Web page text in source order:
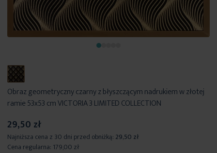
Obraz geometryczny czarny z błyszczącym nadrukiem w złotej
ramie 53x53 cm VICTORIA 3 LIMITED COLLECTION
29,50 zł
Najniższa cena z 30 dni przed obniżką: 29,50 zł
Cena regularna: 179,00 zł